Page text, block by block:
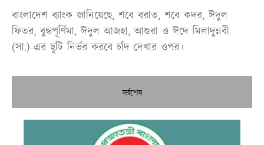
বাংলাদেশ ব্যাংক জানিয়েছে, শবে বরাত, শবে কদর, ঈদুল
ফিতর, বুদ্ধপূর্ণিমা, ঈদুল আজহা, আশুরা ও ঈদে মিলাদুন্নবী
(সা.)-এর ছুটি নির্ভর করবে চাঁদ দেখার ওপর।
সর্বশেষ